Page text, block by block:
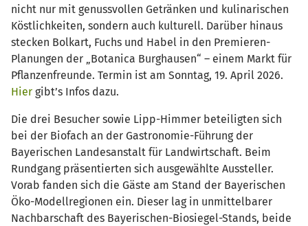
nicht nur mit genussvollen Getränken und kulinarischen
Köstlichkeiten, sondern auch kulturell. Darüber hinaus
stecken Bolkart, Fuchs und Habel in den Premieren-
Planungen der „Botanica Burghausen“ – einem Markt für
Pflanzenfreunde. Termin ist am Sonntag, 19. April 2026.
Hier gibt’s Infos dazu.
Die drei Besucher sowie Lipp-Himmer beteiligten sich
bei der Biofach an der Gastronomie-Führung der
Bayerischen Landesanstalt für Landwirtschaft. Beim
Rundgang präsentierten sich ausgewählte Aussteller.
Vorab fanden sich die Gäste am Stand der Bayerischen
Öko-Modellregionen ein. Dieser lag in unmittelbarer
Nachbarschaft des Bayerischen-Biosiegel-Stands, beide